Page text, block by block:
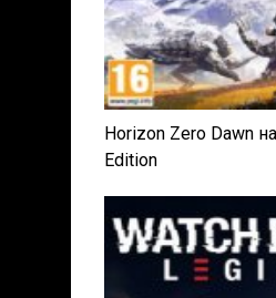
Horizon Zero Dawn
Edition